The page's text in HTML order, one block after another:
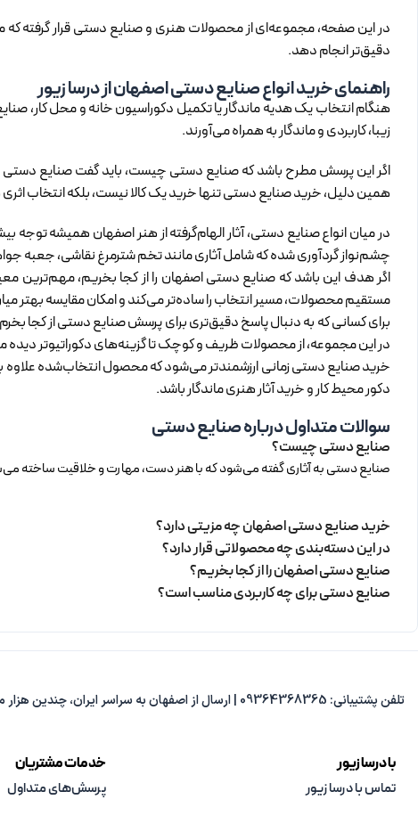
در این صفحه، مجموعه‌ای از محصولات هنری و صنایع دستی قرار گرفته که
دقیق‌تر انجام دهد.
راهنمای خرید انواع صنایع دستی اصفهان از درسا زیور
هنگام انتخاب یک هدیه ماندگار یا تکمیل دکوراسیون خانه و محل کار،
زیبا، کاربردی و ماندگار به همراه می‌آورند.
اگر این پرسش مطرح باشد که صنایع دستی چیست، باید گفت صنایع دستی
همین دلیل، خرید صنایع دستی تنها خرید یک کالا نیست، بلکه انتخاب
در میان انواع صنایع دستی، آثار الهام‌گرفته از هنر اصفهان همیشه
چشم‌نواز گردآوری شده که شامل آثاری مانند تخم شترمرغ نقاشی، جعبه
اگر هدف این باشد که صنایع دستی اصفهان را از کجا بخریم،
مستقیم محصولات، مسیر انتخاب را ساده‌تر می‌کند و امکان مقایسه بهتر
برای کسانی که به دنبال پاسخ دقیق‌تری برای پرسش صنایع دستی از کجا
در این مجموعه، از محصولات ظریف و کوچک تا گزینه‌های دکوراتیو‌تر
خرید صنایع دستی زمانی ارزشمندتر می‌شود که محصول انتخاب‌شده علاوه
دکور محیط کار و خرید آثار هنری ماندگار باشد.
سوالات متداول درباره صنایع دستی
صنایع دستی چیست؟
صنایع دستی به آثاری گفته می‌شود که با هنر دست، مهارت و خلاقیت ساخته
خرید صنایع دستی اصفهان چه مزیتی دارد؟
در این دسته‌بندی چه محصولاتی قرار دارد؟
صنایع دستی اصفهان را از کجا بخریم؟
صنایع دستی برای چه کاربردی مناسب است؟
تلفن پشتیبانی: 09364368365 | ارسال از اصفهان به سراسر ایران، چندین هزار مدل متنوع، پاسخ‌گویی از 8 صبح تا 8 شب.
با درسا زیور
تماس با درسا زیور
خدمات مشتریان
پرسش‌های متداول